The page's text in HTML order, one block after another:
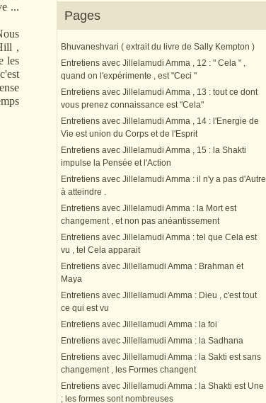
...
,
les
Pages
Bhuvaneshvari ( extrait du livre de Sally Kempton )
Entretiens avec Jillelamudi Amma , 12 : " Cela " ,
quand on l'expérimente , est "Ceci "
Entretiens avec Jillelamudi Amma , 13 : tout ce dont
vous prenez connaissance est "Cela"
Entretiens avec Jillelamudi Amma , 14 : l'Energie de
Vie est union du Corps et de l'Esprit
Entretiens avec Jillelamudi Amma , 15 : la Shakti
impulse la Pensée et l'Action
Entretiens avec Jillelamudi Amma : il n'y a pas d'Autre
à atteindre .
Entretiens avec Jillelamudi Amma : la Mort est
changement , et non pas anéantissement
Entretiens avec Jillelamudi Amma : tel que Cela est
vu , tel Cela apparait
Entretiens avec Jillellamudi Amma : Brahman et
Maya
Entretiens avec Jillellamudi Amma : Dieu , c'est tout
ce qui est vu
Entretiens avec Jillellamudi Amma : la foi
Entretiens avec Jillellamudi Amma : la Sadhana
Entretiens avec Jillellamudi Amma : la Sakti est sans
changement , les Formes changent
Entretiens avec Jillellamudi Amma : la Shakti est Une
; les formes sont nombreuses